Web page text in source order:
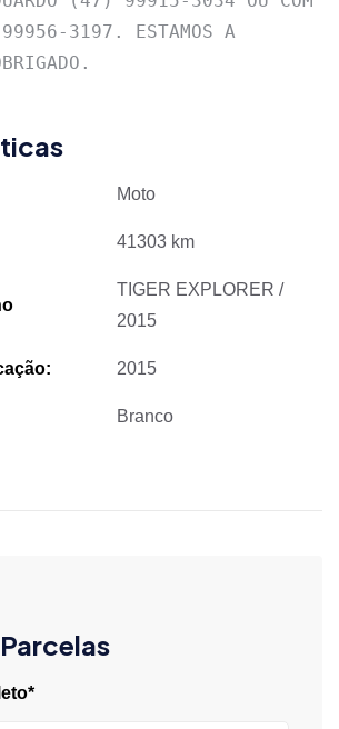
3197. ESTAMOS A
Moto
41303 km
TIGER EXPLORER /
2015
2015
Branco